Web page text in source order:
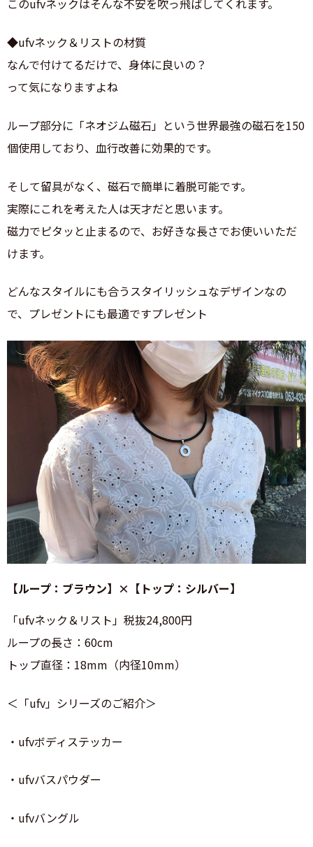
このufvネックはそんな不安を吹っ飛ばしてくれます。
◆ufvネック＆リストの材質
なんで付けてるだけで、身体に良いの？
って気になりますよね
ループ部分に「ネオジム磁石」という世界最強の磁石を150
個使用しており、血行改善に効果的です。
そして留具がなく、磁石で簡単に着脱可能です。
実際にこれを考えた人は天才だと思います。
磁力でピタッと止まるので、お好きな長さでお使いいただ
けます。
どんなスタイルにも合うスタイリッシュなデザインなの
で、プレゼントにも最適ですプレゼント
【ループ：ブラウン】×【トップ：シルバー】
「ufvネック＆リスト」税抜24,800円
ループの長さ：60cm
トップ直径：18mm（内径10mm）
＜「ufv」シリーズのご紹介＞
・ufvボディステッカー
・ufvバスパウダー
・ufvバングル